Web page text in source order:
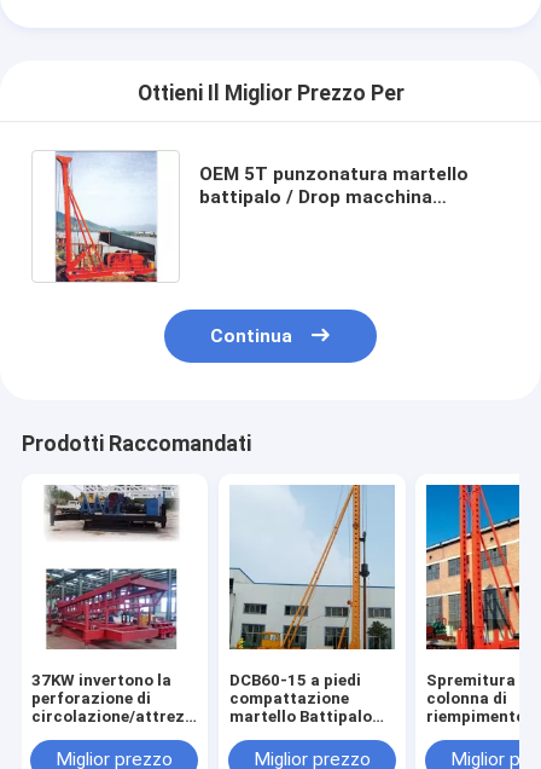
Ottieni Il Miglior Prezzo Per
OEM 5T punzonatura martello
battipalo / Drop macchina
Continua
Prodotti Raccomandati
37KW invertono la
perforazione di
circolazione/attrezzatura
tutela dell'acqua
Miglior prezzo
DCB60-15 a piedi
compattazione
martello Battipalo
acciaio incassata
Miglior prezzo
Spremitura
colonna di
riempimento
con doppio
Miglior